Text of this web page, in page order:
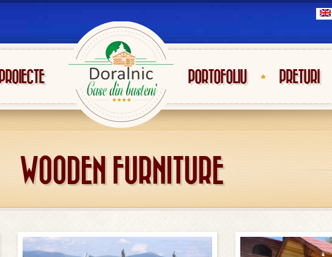
PROIECTE PORTOFOLIU PRETURI
WOODEN FURNITURE